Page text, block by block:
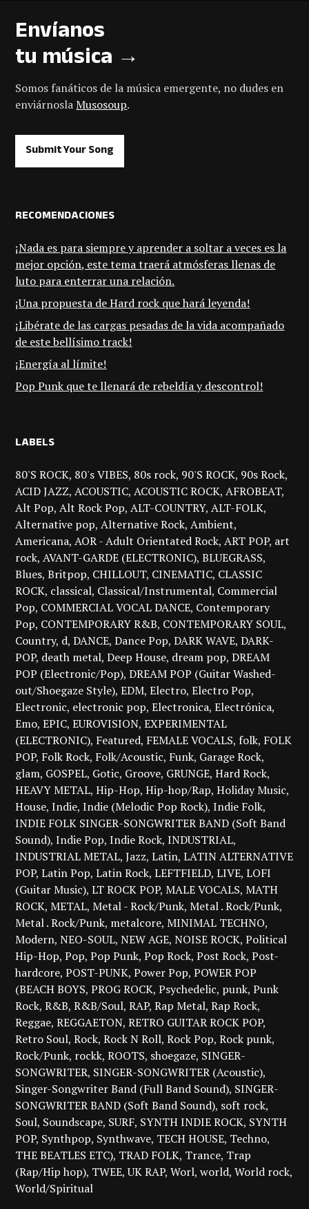
Envíanos
tu música →
Somos fanáticos de la música emergente, no dudes en
enviárnoslaMusosoup.
Submit Your Song
RECOMENDACIONES
¡Nada es para siempre y aprender a soltar a veces es la
mejor opción, este tema traerá atmósferas llenas de
luto para enterrar una relación.
¡Una propuesta de Hard rock que hará leyenda!
¡Libérate de las cargas pesadas de la vida acompañado
de este bellísimo track!
¡Energía al límite!
Pop Punk que te llenará de rebeldía y descontrol!
LABELS
80'S ROCK 80's VIBES 80s rock 90'S ROCK 90s Rock
ACID JAZZ ACOUSTIC ACOUSTIC ROCK AFROBEAT
Alt Pop Alt Rock Pop ALT-COUNTRY ALT-FOLK
Alternative pop Alternative Rock Ambient
Americana AOR - Adult Orientated Rock ART POP art
rock AVANT-GARDE (ELECTRONIC) BLUEGRASS
Blues Britpop CHILLOUT CINEMATIC CLASSIC
ROCK classical Classical/Instrumental Commercial
Pop COMMERCIAL VOCAL DANCE Contemporary
Pop CONTEMPORARY R&B CONTEMPORARY SOUL
Country d DANCE Dance Pop DARK WAVE DARK-
POP death metal Deep House dream pop DREAM
POP (Electronic/Pop) DREAM POP (Guitar Washed-
out/Shoegaze Style) EDM Electro Electro Pop
Electronic electronic pop Electronica Electrónica
Emo EPIC EUROVISION EXPERIMENTAL
(ELECTRONIC) Featured FEMALE VOCALS folk FOLK
POP Folk Rock Folk/Acoustic Funk Garage Rock
glam GOSPEL Gotic Groove GRUNGE Hard Rock
HEAVY METAL Hip-Hop Hip-hop/Rap Holiday Music
House Indie Indie (Melodic Pop Rock) Indie Folk
INDIE FOLK SINGER-SONGWRITER BAND (Soft Band
Sound) Indie Pop Indie Rock INDUSTRIAL
INDUSTRIAL METAL Jazz Latin LATIN ALTERNATIVE
POP Latin Pop Latin Rock LEFTFIELD LIVE LOFI
(Guitar Music) LT ROCK POP MALE VOCALS MATH
ROCK METAL Metal - Rock/Punk Metal . Rock/Punk
Metal . Rock/Punk metalcore MINIMAL TECHNO
Modern NEO-SOUL NEW AGE NOISE ROCK Political
Hip-Hop Pop Pop Punk Pop Rock Post Rock Post-
hardcore POST-PUNK Power Pop POWER POP
(BEACH BOYS PROG ROCK Psychedelic punk Punk
Rock R&B R&B/Soul RAP Rap Metal Rap Rock
Reggae REGGAETON RETRO GUITAR ROCK POP
Retro Soul Rock Rock N Roll Rock Pop Rock punk
Rock/Punk rockk ROOTS shoegaze SINGER-
SONGWRITER SINGER-SONGWRITER (Acoustic)
Singer-Songwriter Band (Full Band Sound) SINGER-
SONGWRITER BAND (Soft Band Sound) soft rock
Soul Soundscape SURF SYNTH INDIE ROCK SYNTH
POP Synthpop Synthwave TECH HOUSE Techno
THE BEATLES ETC) TRAD FOLK Trance Trap
(Rap/Hip hop) TWEE UK RAP Worl world World rock
World/Spiritual